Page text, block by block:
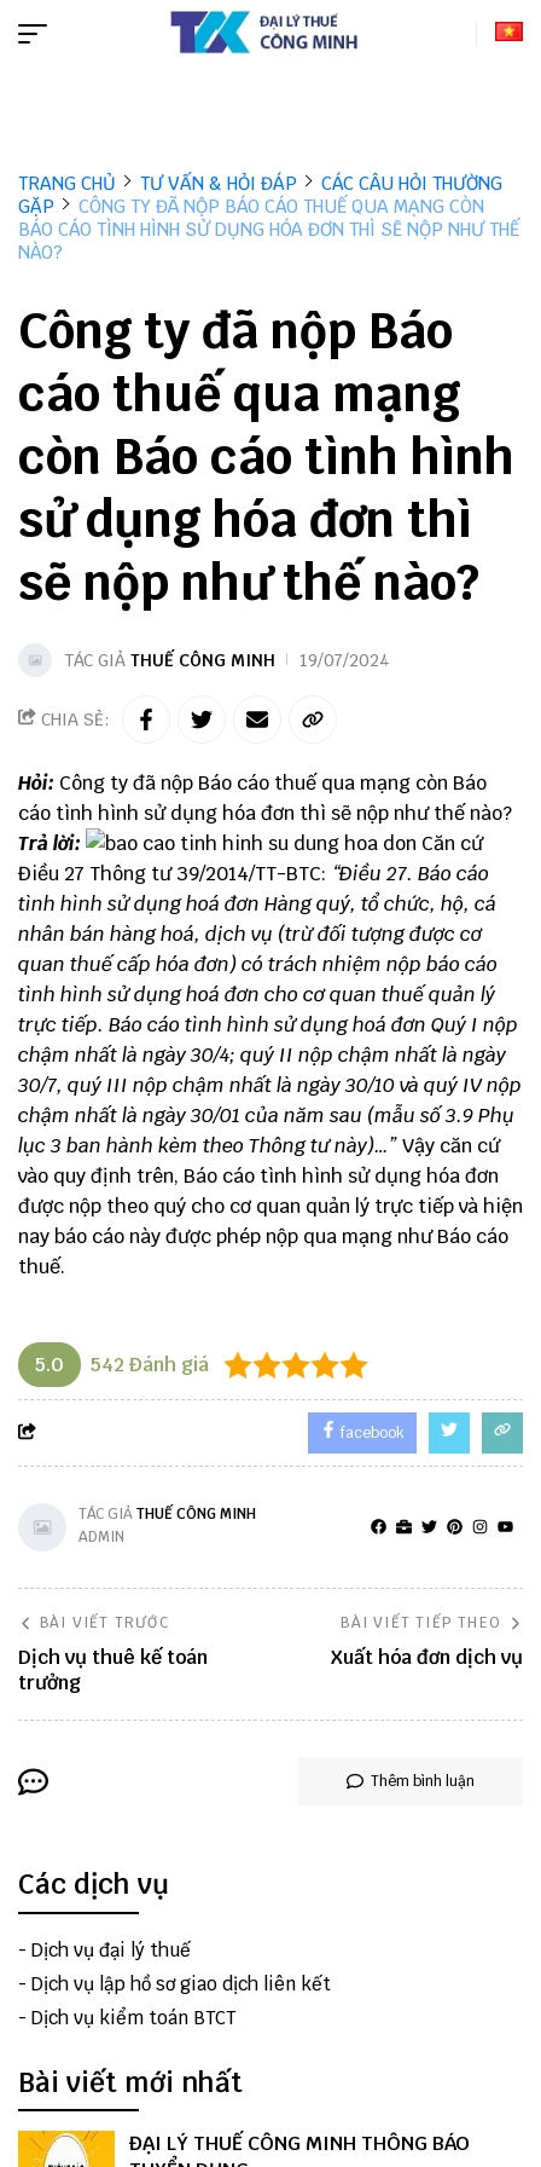
TRANG CHỦ TƯ VẤN & HỎI ĐÁP
CÁC CÂU HỎI THƯỜNG
GẶP
CÔNG TY ĐÃ NỘP BÁO CÁO THUẾ QUA MẠNG CÒN
BÁO CÁO TÌNH HÌNH SỬ DỤNG HÓA ĐƠN THÌ SẼ NỘP NHƯ THẾ
NÀO?
Công ty đã nộp Báo
cáo thuế qua mạng
còn Báo cáo tình hình
sử dụng hóa đơn thì
sẽ nộp như thế nào?
TÁC GIẢ THUẾ CÔNG MINH 19/07/2024
CHIA SẺ:
Hỏi: Công ty đã nộp Báo cáo thuế qua mạng còn Báo
cáo tình hình sử dụng hóa đơn thì sẽ nộp như thế nào?
Trả lời:
Căn cứ
Điều 27 Thông tư 39/2014/TT-BTC: “Điều 27. Báo cáo
tình hình sử dụng hoá đơn Hàng quý, tổ chức, hộ, cá
nhân bán hàng hoá, dịch vụ (trừ đối tượng được cơ
quan thuế cấp hóa đơn) có trách nhiệm nộp báo cáo
tình hình sử dụng hoá đơn cho cơ quan thuế quản lý
trực tiếp. Báo cáo tình hình sử dụng hoá đơn Quý I nộp
chậm nhất là ngày 30/4; quý II nộp chậm nhất là ngày
30/7, quý III nộp chậm nhất là ngày 30/10 và quý IV nộp
chậm nhất là ngày 30/01 của năm sau (mẫu số 3.9 Phụ
lục 3 ban hành kèm theo Thông tư này)…”Vậy căn cứ
vào quy định trên, Báo cáo tình hình sử dụng hóa đơn
được nộp theo quý cho cơ quan quản lý trực tiếp và hiện
nay báo cáo này được phép nộp qua mạng như Báo cáo
thuế.
5.0 542 Đánh giá
facebook
TÁC GIẢTHUẾ CÔNG MINH
ADMIN
BÀI VIẾT TRƯỚC
Dịch vụ thuê kế toán
trưởng
BÀI VIẾT TIẾP THEO
Xuất hóa đơn dịch vụ
Thêm bình luận
Các dịch vụ
- Dịch vụ đại lý thuế
- Dịch vụ lập hồ sơ giao dịch liên kết
- Dịch vụ kiểm toán BTCT
Bài viết mới nhất
ĐẠI LÝ THUẾ CÔNG MINH THÔNG BÁO